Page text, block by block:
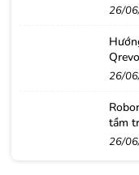
26/
26/
tầm
cao
26/